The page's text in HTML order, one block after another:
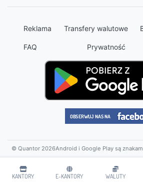
KANTORY E-KANTORY WALUTY
Reklama Transfery walutowe
FAQ Prywatność
© Quantor 2026Android i Google Play są